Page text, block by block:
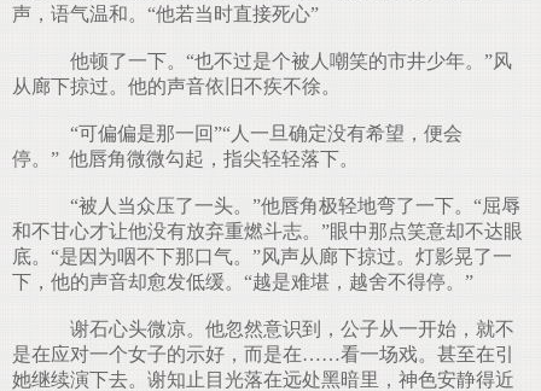
声，语气温和。“他若当时直接死心”
他顿了一下。“也不过是个被人嘲笑的市井少年。”风
从廊下掠过。他的声音依旧不疾不徐。
“可偏偏是那一回”“人一旦确定没有希望，便会
停。” 他唇角微微勾起，指尖轻轻落下。
“被人当众压了一头。”他唇角极轻地弯了一下。“屈辱
和不甘心才让他没有放弃重燃斗志。”眼中那点笑意却不达眼
底。“是因为咽不下那口气。”风声从廊下掠过。灯影晃了一
下，他的声音却愈发低缓。“越是难堪，越舍不得停。”
谢石心头微凉。他忽然意识到，公子从一开始，就不
是在应对一个女子的示好，而是在……看一场戏。甚至在引
她继续演下去。谢知止目光落在远处黑暗里，神色安静得近